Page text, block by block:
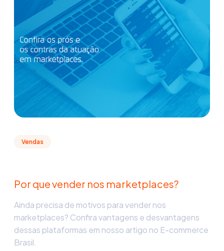
Vendas
Por que vender nos marketplaces?
Ainda precisa de motivos para vender nos
marketplaces? Confira vantagens e desvantagens
dessas plataformas em nosso artigo no E-commerce
Brasil.